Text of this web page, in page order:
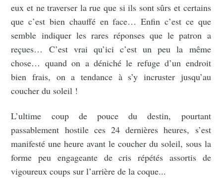
eux et ne traverser la rue que si ils sont sûrs et certains
que c’est bien chauffé en face… Enfin c’est ce que
semble indiquer les rares réponses que le patron a
reçues… C’est vrai qu’ici c’est un peu la même
chose… quand on a déniché le refuge d’un endroit
bien frais, on a tendance à s’y incruster jusqu’au
coucher du soleil !
L’ultime coup de pouce du destin, pourtant
passablement hostile ces 24 dernières heures, s’est
manifesté une heure avant le coucher du soleil, sous la
forme peu engageante de cris répétés assortis de
vigoureux coups sur l’arrière de la coque...